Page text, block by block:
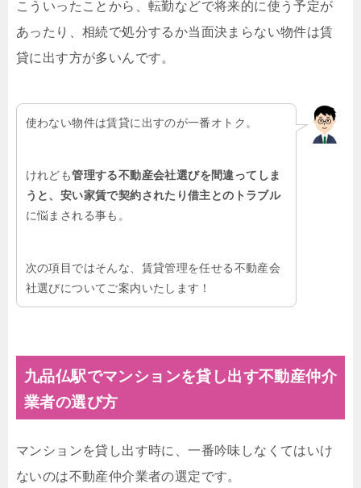
こういったことから、転勤などで将来的に使う予定が
あったり、相続で処分するか当面決まらない物件は賃
貸に出す方が多いんです。
使わない物件は賃貸に出すのが一番オトク。
けれども管理する不動産会社選びを間違ってしま
うと、安い家賃で契約されたり借主とのトラブル
に悩まされる事も。
次の項目ではそんな、賃貸管理を任せる不動産会
社選びについてご案内いたします！
九品仏駅でマンションを貸し出す不動産仲介
業者の選び方
マンションを貸し出す時に、一番吟味しなくてはいけ
ないのは不動産仲介業者の選定です。